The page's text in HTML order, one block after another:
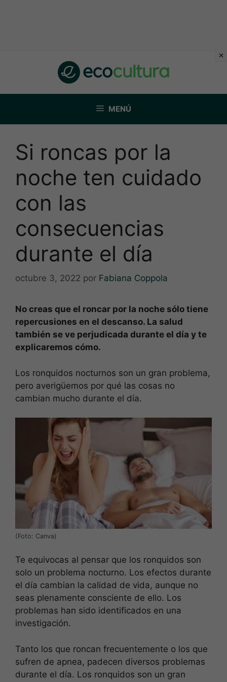
MENÚ
Si roncas por la
noche ten cuidado
con las
consecuencias
durante el día
octubre 3, 2022 por Fabiana Coppola
No creas que el roncar por la noche sólo tiene
repercusiones en el descanso. La salud
también se ve perjudicada durante el día y te
explicaremos cómo.
Los ronquidos nocturnos son un gran problema,
pero averigüemos por qué las cosas no
cambian mucho durante el día.
(Foto: Canva)
Te equivocas al pensar que los ronquidos son
solo un problema nocturno. Los efectos durante
el día cambian la calidad de vida, aunque no
seas plenamente consciente de ello. Los
problemas han sido identificados en una
investigación.
Tanto los que roncan frecuentemente o los que
sufren de apnea, padecen diversos problemas
durante el día. Los ronquidos son un gran